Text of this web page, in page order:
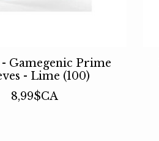
- Gamegenic Prime
- Lime (100)
8,99$CA